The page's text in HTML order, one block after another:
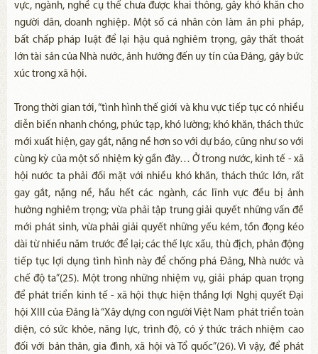
vực, ngành, nghề cụ thể chưa được khai thông, gây khó khăn cho
người dân, doanh nghiệp. Một số cá nhân còn làm ăn phi pháp,
bất chấp pháp luật để lại hậu quả nghiêm trọng, gây thất thoát
lớn tài sản của Nhà nước, ảnh hưởng đến uy tín của Đảng, gây bức
xúc trong xã hội.
Trong thời gian tới, “tình hình thế giới và khu vực tiếp tục có nhiều
diễn biến nhanh chóng, phức tạp, khó lường; khó khăn, thách thức
mới xuất hiện, gay gắt, nặng nề hơn so với dự báo, cũng như so với
cùng kỳ của một số nhiệm kỳ gần đây… Ở trong nước, kinh tế - xã
hội nước ta phải đối mặt với nhiều khó khăn, thách thức lớn, rất
gay gắt, nặng nề, hầu hết các ngành, các lĩnh vực đều bị ảnh
hưởng nghiêm trọng; vừa phải tập trung giải quyết những vấn đề
mới phát sinh, vừa phải giải quyết những yếu kém, tồn đọng kéo
dài từ nhiều năm trước để lại; các thế lực xấu, thù địch, phản động
tiếp tục lợi dụng tình hình này để chống phá Đảng, Nhà nước và
chế độ ta”(25). Một trong những nhiệm vụ, giải pháp quan trọng
để phát triển kinh tế - xã hội thực hiện thắng lợi Nghị quyết Đại
hội XIII của Đảng là “Xây dựng con người Việt Nam phát triển toàn
diện, có sức khỏe, năng lực, trình độ, có ý thức trách nhiệm cao
đối với bản thân, gia đình, xã hội và Tổ quốc”(26). Vì vậy, để phát